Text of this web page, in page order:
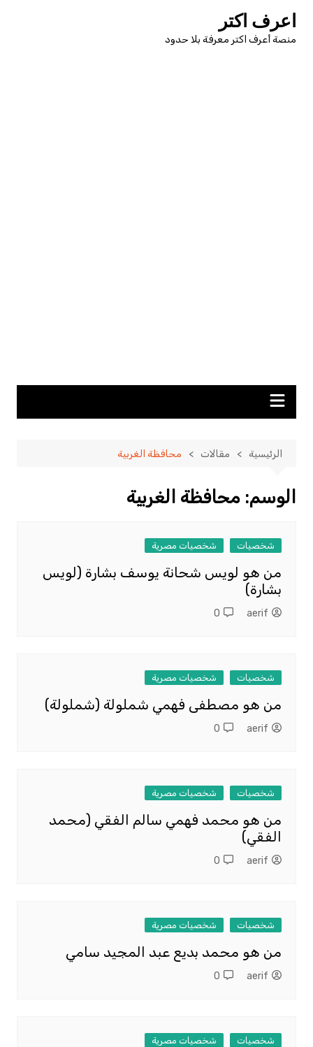
المحتوى
اعرف اكتر
منصة أعرف اكتر معرفة بلا حدود
الرئيسية مقالات محافظة الغربية
الوسم: محافظة الغربية
شخصيات شخصيات مصرية
من هو لويس شحانة يوسف بشارة (لويس
بشارة)
aerif
0
شخصيات شخصيات مصرية
من هو مصطفى فهمي شملولة (شملولة)
aerif
0
شخصيات شخصيات مصرية
من هو محمد فهمي سالم الفقي (محمد
الفقي)
aerif
0
شخصيات شخصيات مصرية
من هو محمد بديع عبد المجيد سامي
aerif
0
شخصيات شخصيات مصرية